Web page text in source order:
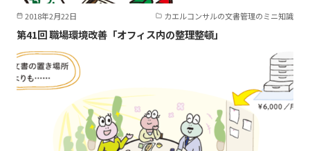
2018年2月22日 カエルコンサルの文書管理のミニ知識
第41回 職場環境改善「オフィス内の整理整頓」